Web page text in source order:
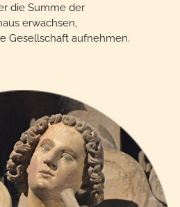
die Summe der
erwachsen,
Gesellschaft aufnehmen.